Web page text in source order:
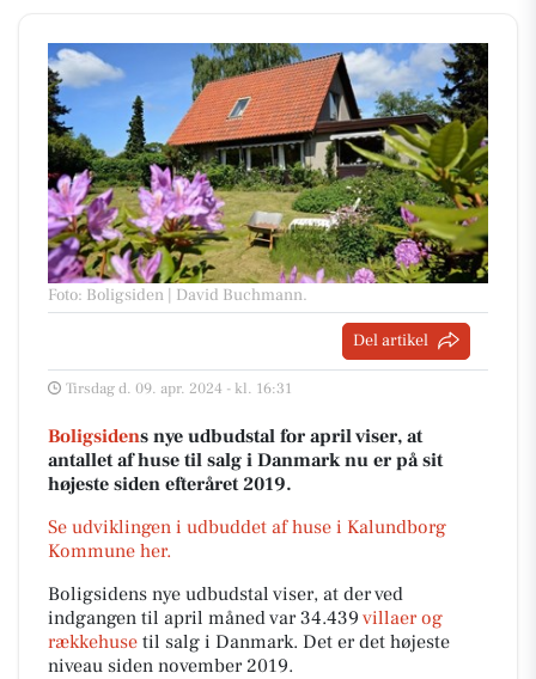
Foto: Boligsiden | David Buchmann.
Del artikel
Tirsdag d. 09. apr. 2024 - kl. 16:31
Boligsidens nye udbudstal for april viser, at
antallet af huse til salg i Danmark nu er på sit
højeste siden efteråret 2019.
Se udviklingen i udbuddet af huse i Kalundborg
Kommune her.
Boligsidens nye udbudstal viser, at der ved
indgangen til april måned var 34.439 villaer og
rækkehuse til salg i Danmark. Det er det højeste
niveau siden november 2019.